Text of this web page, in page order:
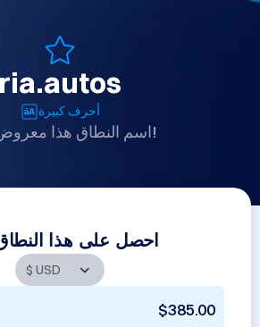
ria.autos
أحرف كبيرة
اسم النطاق هذا معروض للبيع!
احصل على هذا النطاق
$385.00